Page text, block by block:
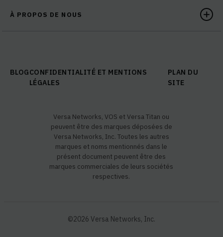
À PROPOS DE NOUS
BLOGCONFIDENTIALITÉ ET MENTIONS
LÉGALES
PLAN DU
SITE
Versa Networks, VOS et Versa Titan ou
peuvent être des marques déposées de
Versa Networks, Inc. Toutes les autres
marques et noms mentionnés dans le
présent document peuvent être des
marques commerciales de leurs sociétés
respectives.
©2026 Versa Networks, Inc.